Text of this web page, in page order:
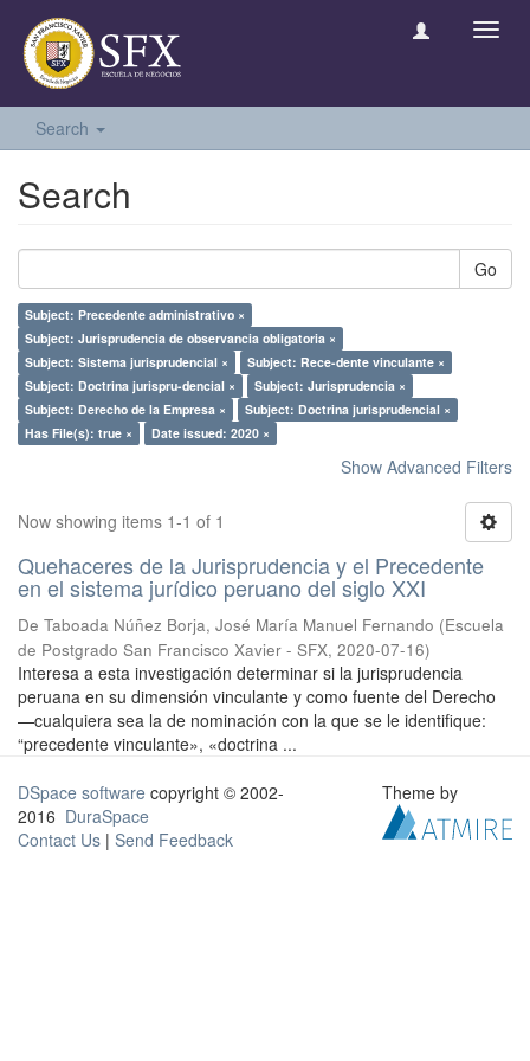
Search
Search
Go
Subject: Precedente administrativo ×
Subject: Jurisprudencia de observancia obligatoria ×
Subject: Sistema jurisprudencial ×
Subject: Rece-dente vinculante ×
Subject: Doctrina jurispru-dencial ×
Subject: Jurisprudencia ×
Subject: Derecho de la Empresa ×
Subject: Doctrina jurisprudencial ×
Has File(s): true ×
Date issued: 2020 ×
Show Advanced Filters
Now showing items 1-1 of 1
Quehaceres de la Jurisprudencia y el Precedente
en el sistema jurídico peruano del siglo XXI
De Taboada Núñez Borja, José María Manuel Fernando (Escuela
de Postgrado San Francisco Xavier - SFX, 2020-07-16)
Interesa a esta investigación determinar si la jurisprudencia
peruana en su dimensión vinculante y como fuente del Derecho
—cualquiera sea la de nominación con la que se le identifique:
“precedente vinculante», «doctrina ...
DSpace software copyright © 2002-
2016 DuraSpace
Contact Us | Send Feedback
Theme by